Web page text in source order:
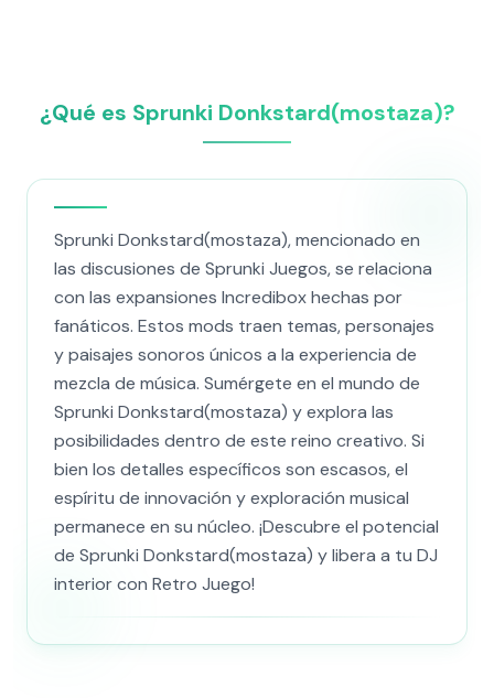
¿Qué es Sprunki Donkstard(mostaza)?
Sprunki Donkstard(mostaza), mencionado en
las discusiones de Sprunki Juegos, se relaciona
con las expansiones Incredibox hechas por
fanáticos. Estos mods traen temas, personajes
y paisajes sonoros únicos a la experiencia de
mezcla de música. Sumérgete en el mundo de
Sprunki Donkstard(mostaza) y explora las
posibilidades dentro de este reino creativo. Si
bien los detalles específicos son escasos, el
espíritu de innovación y exploración musical
permanece en su núcleo. ¡Descubre el potencial
de Sprunki Donkstard(mostaza) y libera a tu DJ
interior con Retro Juego!